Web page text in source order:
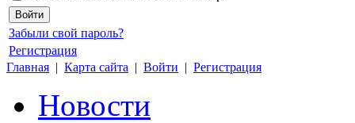
Забыли свой пароль?
Регистрация
Главная | Карта сайта | Войти | Регистрация
Новости